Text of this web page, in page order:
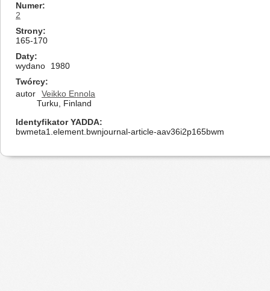
Numer
2
Strony
165-170
Daty
wydano
1980
Twórcy
autor
Veikko Ennola
Turku, Finland
Identyfikator YADDA
bwmeta1.element.bwnjournal-article-aav36i2p165bwm